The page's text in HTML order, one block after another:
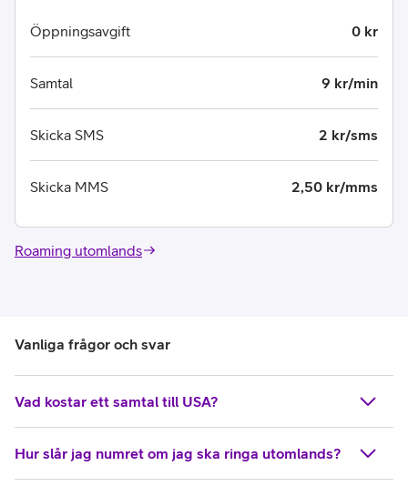
Öppningsavgift 0 kr
Samtal 9 kr/min
Skicka SMS 2 kr/sms
Skicka MMS 2,50 kr/mms
Roaming utomlands
Vanliga frågor och svar
Vad kostar ett samtal till USA?
Hur slår jag numret om jag ska ringa utomlands?